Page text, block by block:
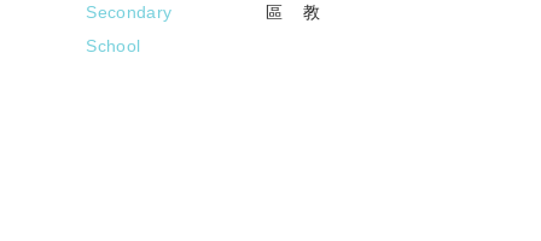
Secondary
School
區
教